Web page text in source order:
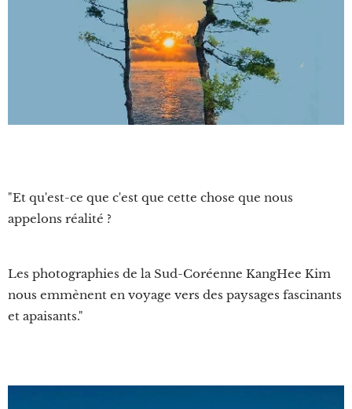
"Et qu'est-ce que c'est que cette chose que nous
appelons réalité ?
Les photographies de la Sud-Coréenne KangHee Kim
nous emmènent en voyage vers des paysages fascinants
et apaisants."